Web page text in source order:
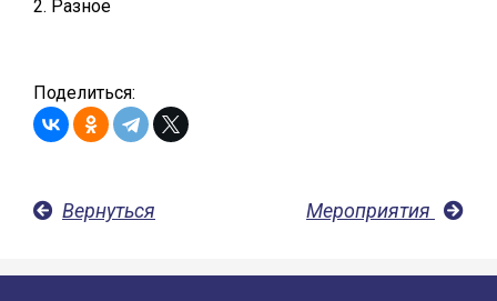
2. Разное
Поделиться:
Вернуться Мероприятия